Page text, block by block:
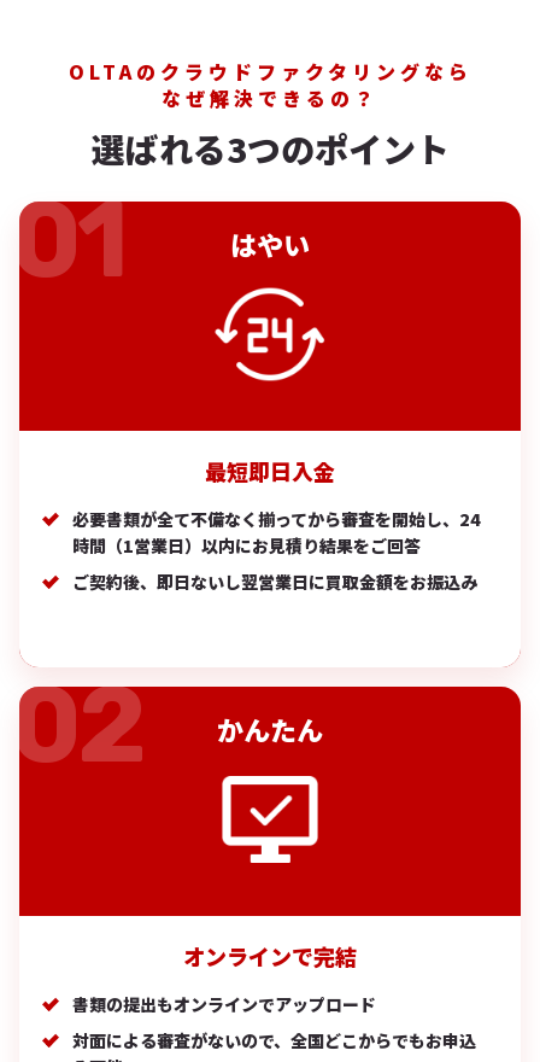
OLTAのクラウドファクタリングなら
なぜ解決できるの？
選ばれる3つのポイント
はやい
最短即日入金
必要書類が全て不備なく揃ってから審査を開始し、24
時間（1営業日）以内にお見積り結果をご回答
ご契約後、即日ないし翌営業日に買取金額をお振込み
かんたん
オンラインで完結
書類の提出もオンラインでアップロード
対面による審査がないので、全国どこからでもお申込